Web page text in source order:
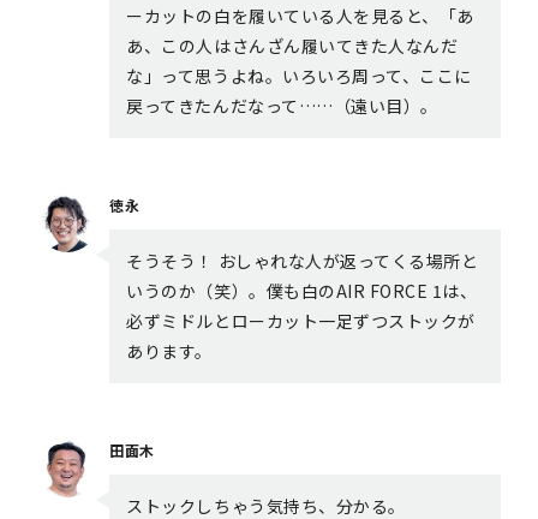
ーカットの白を履いている人を見ると、「あ
あ、この人はさんざん履いてきた人なんだ
な」って思うよね。いろいろ周って、ここに
戻ってきたんだなって……（遠い目）。
徳永
そうそう！ おしゃれな人が返ってくる場所と
いうのか（笑）。僕も白のAIR FORCE 1は、
必ずミドルとローカット一足ずつストックが
あります。
田面木
ストックしちゃう気持ち、分かる。